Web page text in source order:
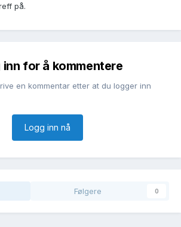
på.
inn for å kommentere
en kommentar etter at du logger inn
Logg inn nå
Følgere 0